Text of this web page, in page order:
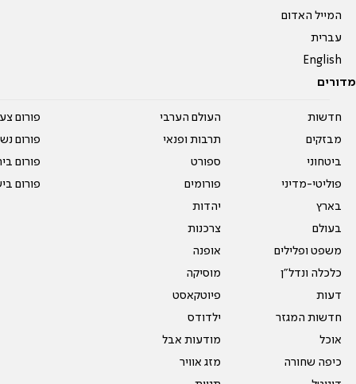
המייל האדום
עברית
English
מדורים
חדשות
מבזקים
ביטחוני
פוליטי-מדיני
בארץ
בעולם
משפט ופלילים
כלכלה ונדל"ן
דעות
חדשות המגזר
אוכל
כיפה שחורה
העולם הערבי
תרבות ופנאי
ספורט
פורומים
יהדות
צרכנות
אופנה
מוסיקה
פיוטקאסט
ילדודס
מודעות אבל
מזג אוויר
פורום
פורום
פורום
פורום